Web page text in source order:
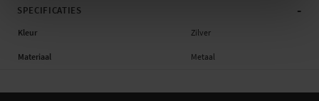
SPECIFICATIES -
Kleur Zilver
Materiaal Metaal